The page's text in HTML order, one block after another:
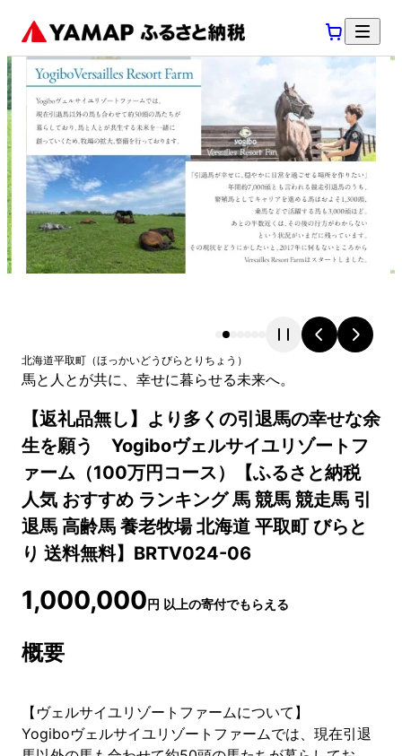
北海道平取町 （ほっかいどう びらとりちょう ）
馬と人とが共に、幸せに暮らせる未来へ。
【返礼品無し】より多くの引退馬の幸せな余
生を願う Yogiboヴェルサイユリゾートフ
ァーム（100万円コース）【ふるさと納税
人気 おすすめ ランキング 馬 競馬 競走馬 引
退馬 高齢馬 養老牧場 北海道 平取町 びらと
り 送料無料】BRTV024-06
1,000,000円 以上の寄付でもらえる
概要
【ヴェルサイユリゾートファームについて】
Yogiboヴェルサイユリゾートファームでは、現在引退